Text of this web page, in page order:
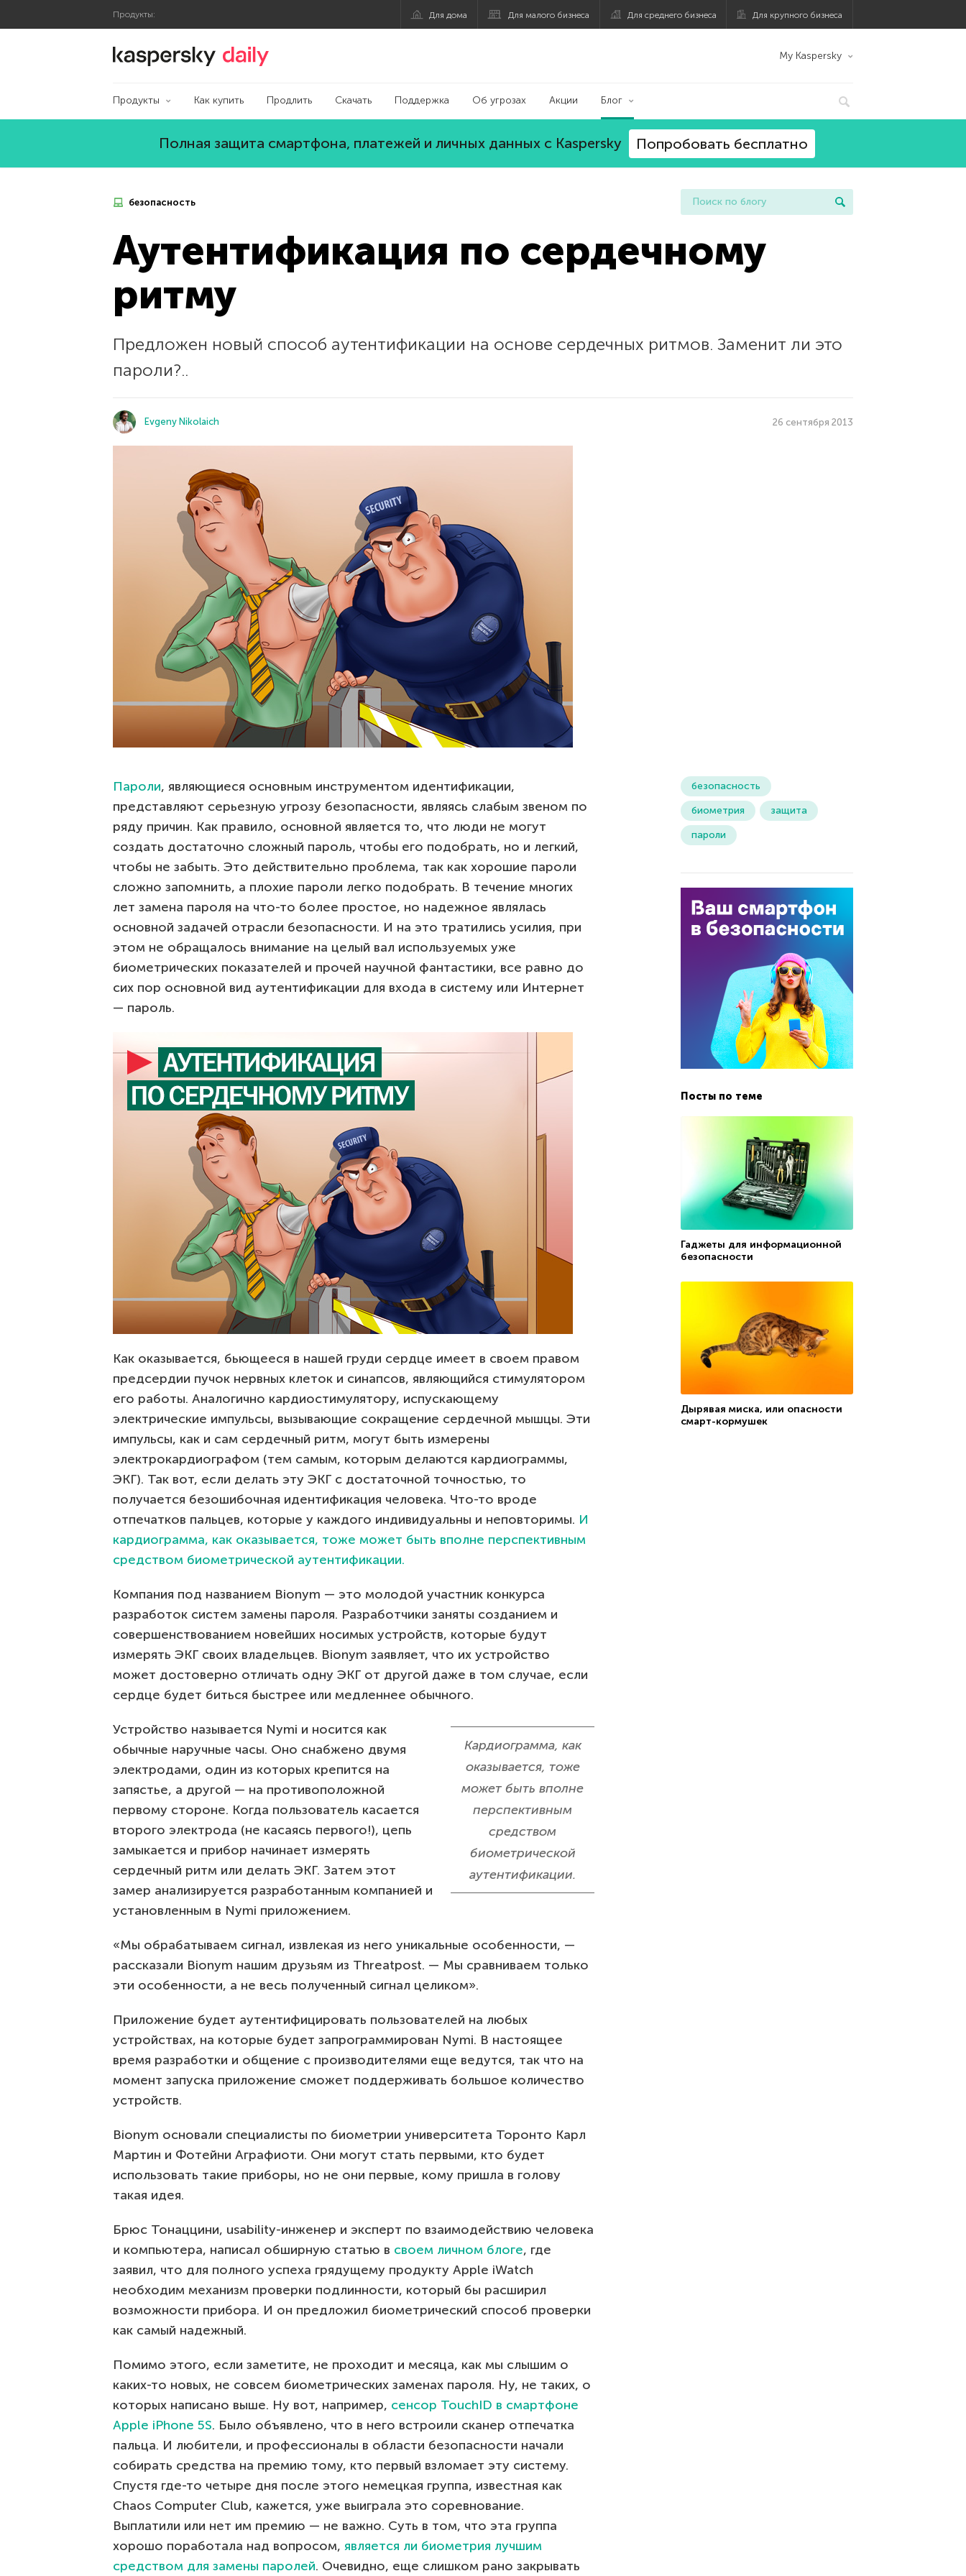
Продукты: Для дома Для малого бизнеса Для среднего бизнеса Для крупного бизнеса
Блог Касперского My Kaspersky
Продукты Как купить Продлить Скачать Поддержка Об угрозах Акции Блог
Полная защита смартфона, платежей и личных данных с Kaspersky Попробовать бесплатно
безопасность
Аутентификация по сердечному
ритму
Предложен новый способ аутентификации на основе сердечных ритмов. Заменит ли это
пароли?..
Evgeny Nikolaich 26 сентября 2013
Пароли, являющиеся основным инструментом идентификации,
представляют серьезную угрозу безопасности, являясь слабым звеном по
ряду причин. Как правило, основной является то, что люди не могут
создать достаточно сложный пароль, чтобы его подобрать, но и легкий,
чтобы не забыть. Это действительно проблема, так как хорошие пароли
сложно запомнить, а плохие пароли легко подобрать. В течение многих
лет замена пароля на что-то более простое, но надежное являлась
основной задачей отрасли безопасности. И на это тратились усилия, при
этом не обращалось внимание на целый вал используемых уже
биометрических показателей и прочей научной фантастики, все равно до
сих пор основной вид аутентификации для входа в систему или Интернет
— пароль.
Как оказывается, бьющееся в нашей груди сердце имеет в своем правом
предсердии пучок нервных клеток и синапсов, являющийся стимулятором
его работы. Аналогично кардиостимулятору, испускающему
электрические импульсы, вызывающие сокращение сердечной мышцы. Эти
импульсы, как и сам сердечный ритм, могут быть измерены
электрокардиографом (тем самым, которым делаются кардиограммы,
ЭКГ). Так вот, если делать эту ЭКГ с достаточной точностью, то
получается безошибочная идентификация человека. Что-то вроде
отпечатков пальцев, которые у каждого индивидуальны и неповторимы. И
кардиограмма, как оказывается, тоже может быть вполне перспективным
средством биометрической аутентификации.
Компания под названием Bionym — это молодой участник конкурса
разработок систем замены пароля. Разработчики заняты созданием и
совершенствованием новейших носимых устройств, которые будут
измерять ЭКГ своих владельцев. Bionym заявляет, что их устройство
может достоверно отличать одну ЭКГ от другой даже в том случае, если
сердце будет биться быстрее или медленнее обычного.
Кардиограмма, как
оказывается, тоже
может быть вполне
перспективным
средством
биометрической
аутентификации.
Устройство называется Nymi и носится как
обычные наручные часы. Оно снабжено двумя
электродами, один из которых крепится на
запястье, а другой — на противоположной
первому стороне. Когда пользователь касается
второго электрода (не касаясь первого!), цепь
замыкается и прибор начинает измерять
сердечный ритм или делать ЭКГ. Затем этот
замер анализируется разработанным компанией и
установленным в Nymi приложением.
«Мы обрабатываем сигнал, извлекая из него уникальные особенности, —
рассказали Bionym нашим друзьям из Threatpost. — Мы сравниваем только
эти особенности, а не весь полученный сигнал целиком».
Приложение будет аутентифицировать пользователей на любых
устройствах, на которые будет запрограммирован Nymi. В настоящее
время разработки и общение с производителями еще ведутся, так что на
момент запуска приложение сможет поддерживать большое количество
устройств.
Bionym основали специалисты по биометрии университета Торонто Карл
Мартин и Фотейни Аграфиоти. Они могут стать первыми, кто будет
использовать такие приборы, но не они первые, кому пришла в голову
такая идея.
Брюс Тонаццини, usability-инженер и эксперт по взаимодействию человека
и компьютера, написал обширную статью в своем личном блоге, где
заявил, что для полного успеха грядущему продукту Apple iWatch
необходим механизм проверки подлинности, который бы расширил
возможности прибора. И он предложил биометрический способ проверки
как самый надежный.
Помимо этого, если заметите, не проходит и месяца, как мы слышим о
каких-то новых, не совсем биометрических заменах пароля. Ну, не таких, о
которых написано выше. Ну вот, например, сенсор TouchID в смартфоне
Apple iPhone 5S. Было объявлено, что в него встроили сканер отпечатка
пальца. И любители, и профессионалы в области безопасности начали
собирать средства на премию тому, кто первый взломает эту систему.
Спустя где-то четыре дня после этого немецкая группа, известная как
Chaos Computer Club, кажется, уже выиграла это соревнование.
Выплатили или нет им премию — не важно. Суть в том, что эта группа
хорошо поработала над вопросом, является ли биометрия лучшим
средством для замены паролей. Очевидно, еще слишком рано закрывать
безопасность
биометрия
защита
пароли
Посты по теме
Гаджеты для информационной
безопасности
Дырявая миска, или опасности
смарт-кормушек